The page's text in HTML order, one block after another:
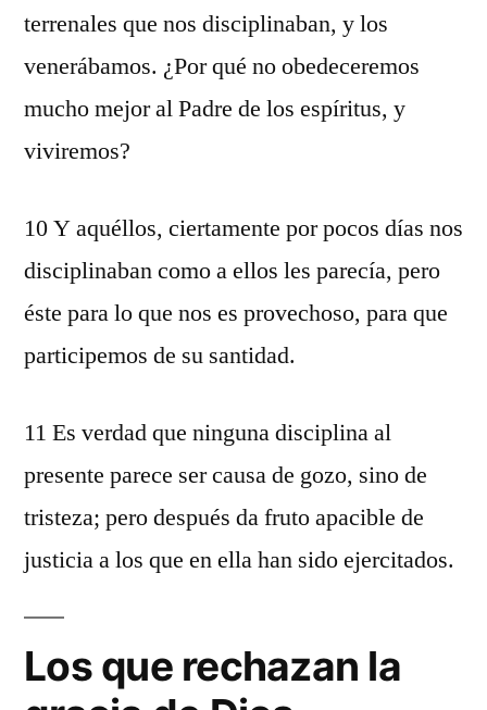
terrenales que nos disciplinaban, y los
venerábamos. ¿Por qué no obedeceremos
mucho mejor al Padre de los espíritus, y
viviremos?
10 Y aquéllos, ciertamente por pocos días nos
disciplinaban como a ellos les parecía, pero
éste para lo que nos es provechoso, para que
participemos de su santidad.
11 Es verdad que ninguna disciplina al
presente parece ser causa de gozo, sino de
tristeza; pero después da fruto apacible de
justicia a los que en ella han sido ejercitados.
Los que rechazan la